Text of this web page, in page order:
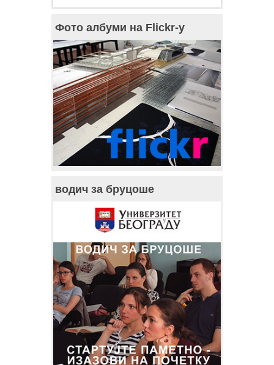
Фото албуми на Flickr-у
водич за бруцоше